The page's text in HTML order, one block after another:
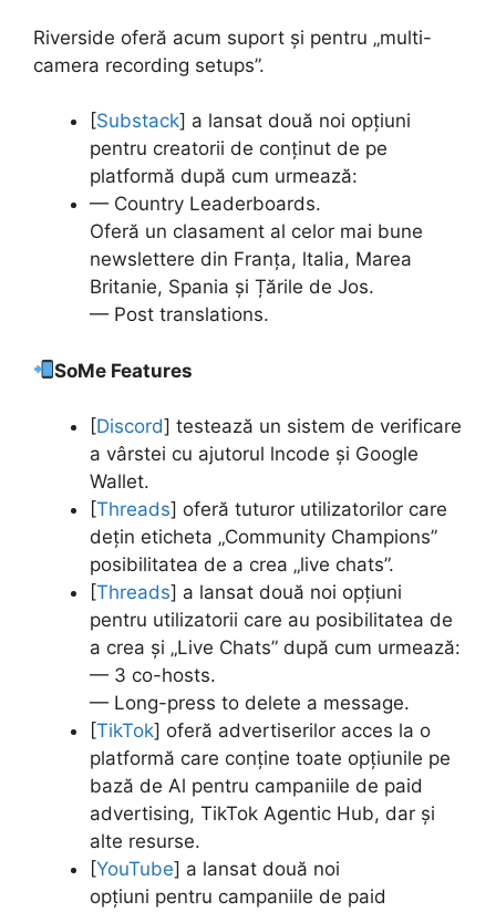
Riverside oferă acum suport și pentru „multi-
camera recording setups”.
[Substack] a lansat două noi opțiuni
pentru creatorii de conținut de pe
platformă după cum urmează:
— Country Leaderboards.
Oferă un clasament al celor mai bune
newslettere din Franța, ltalia, Marea
Britanie, Spania și Țările de Jos.
— Post translations.
SoMe Features
[Discord] testează un sistem de verificare
a vârstei cu ajutorul lncode și Google
Wallet.
[Threads] oferă tuturor utilizatorilor care
dețin eticheta „Community Champions”
posibilitatea de a crea „live chats”.
[Threads] a lansat două noi opțiuni
pentru utilizatorii care au posibilitatea de
a crea și „Live Chats” după cum urmează:
— 3 co-hosts.
— Long-press to delete a message.
[TikTok] oferă advertiserilor acces la o
platformă care conține toate opțiunile pe
bază de Al pentru campaniile de paid
advertising, TikTok Agentic Hub, dar și
alte resurse.
[YouTube] a lansat două noi
opțiuni pentru campaniile de paid